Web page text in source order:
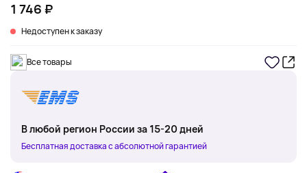
1 746 ₽
Недоступен к заказу
Все товары
В любой регион России за 15-20 дней
Бесплатная доставка с абсолютной гарантией